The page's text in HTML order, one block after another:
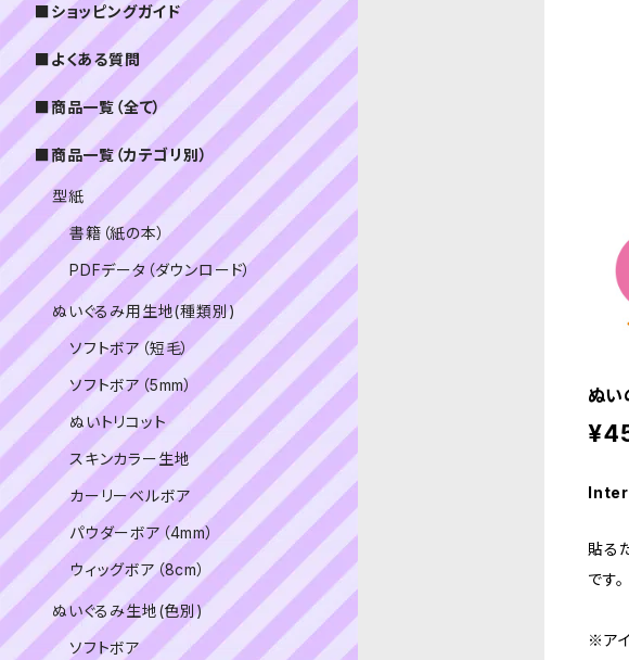
ぬい
貼る
です。
※ア
■ショッピングガイド
■よくある質問
■商品一覧（全て）
■商品一覧（カテゴリ別）
型紙
書籍（紙の本）
PDFデータ（ダウンロード）
ぬいぐるみ用生地(種類別)
ソフトボア（短毛）
ソフトボア（5mm）
ぬいトリコット
スキンカラー生地
カーリーベルボア
パウダーボア（4mm）
ウィッグボア（8cm）
ぬいぐるみ生地(色別)
ソフトボア